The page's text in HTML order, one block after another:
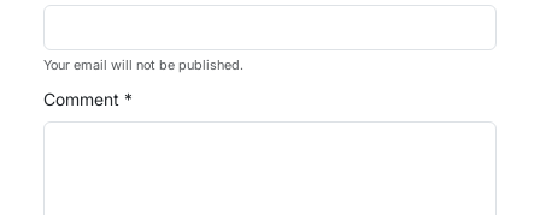
Your email will not be published.
Comment *